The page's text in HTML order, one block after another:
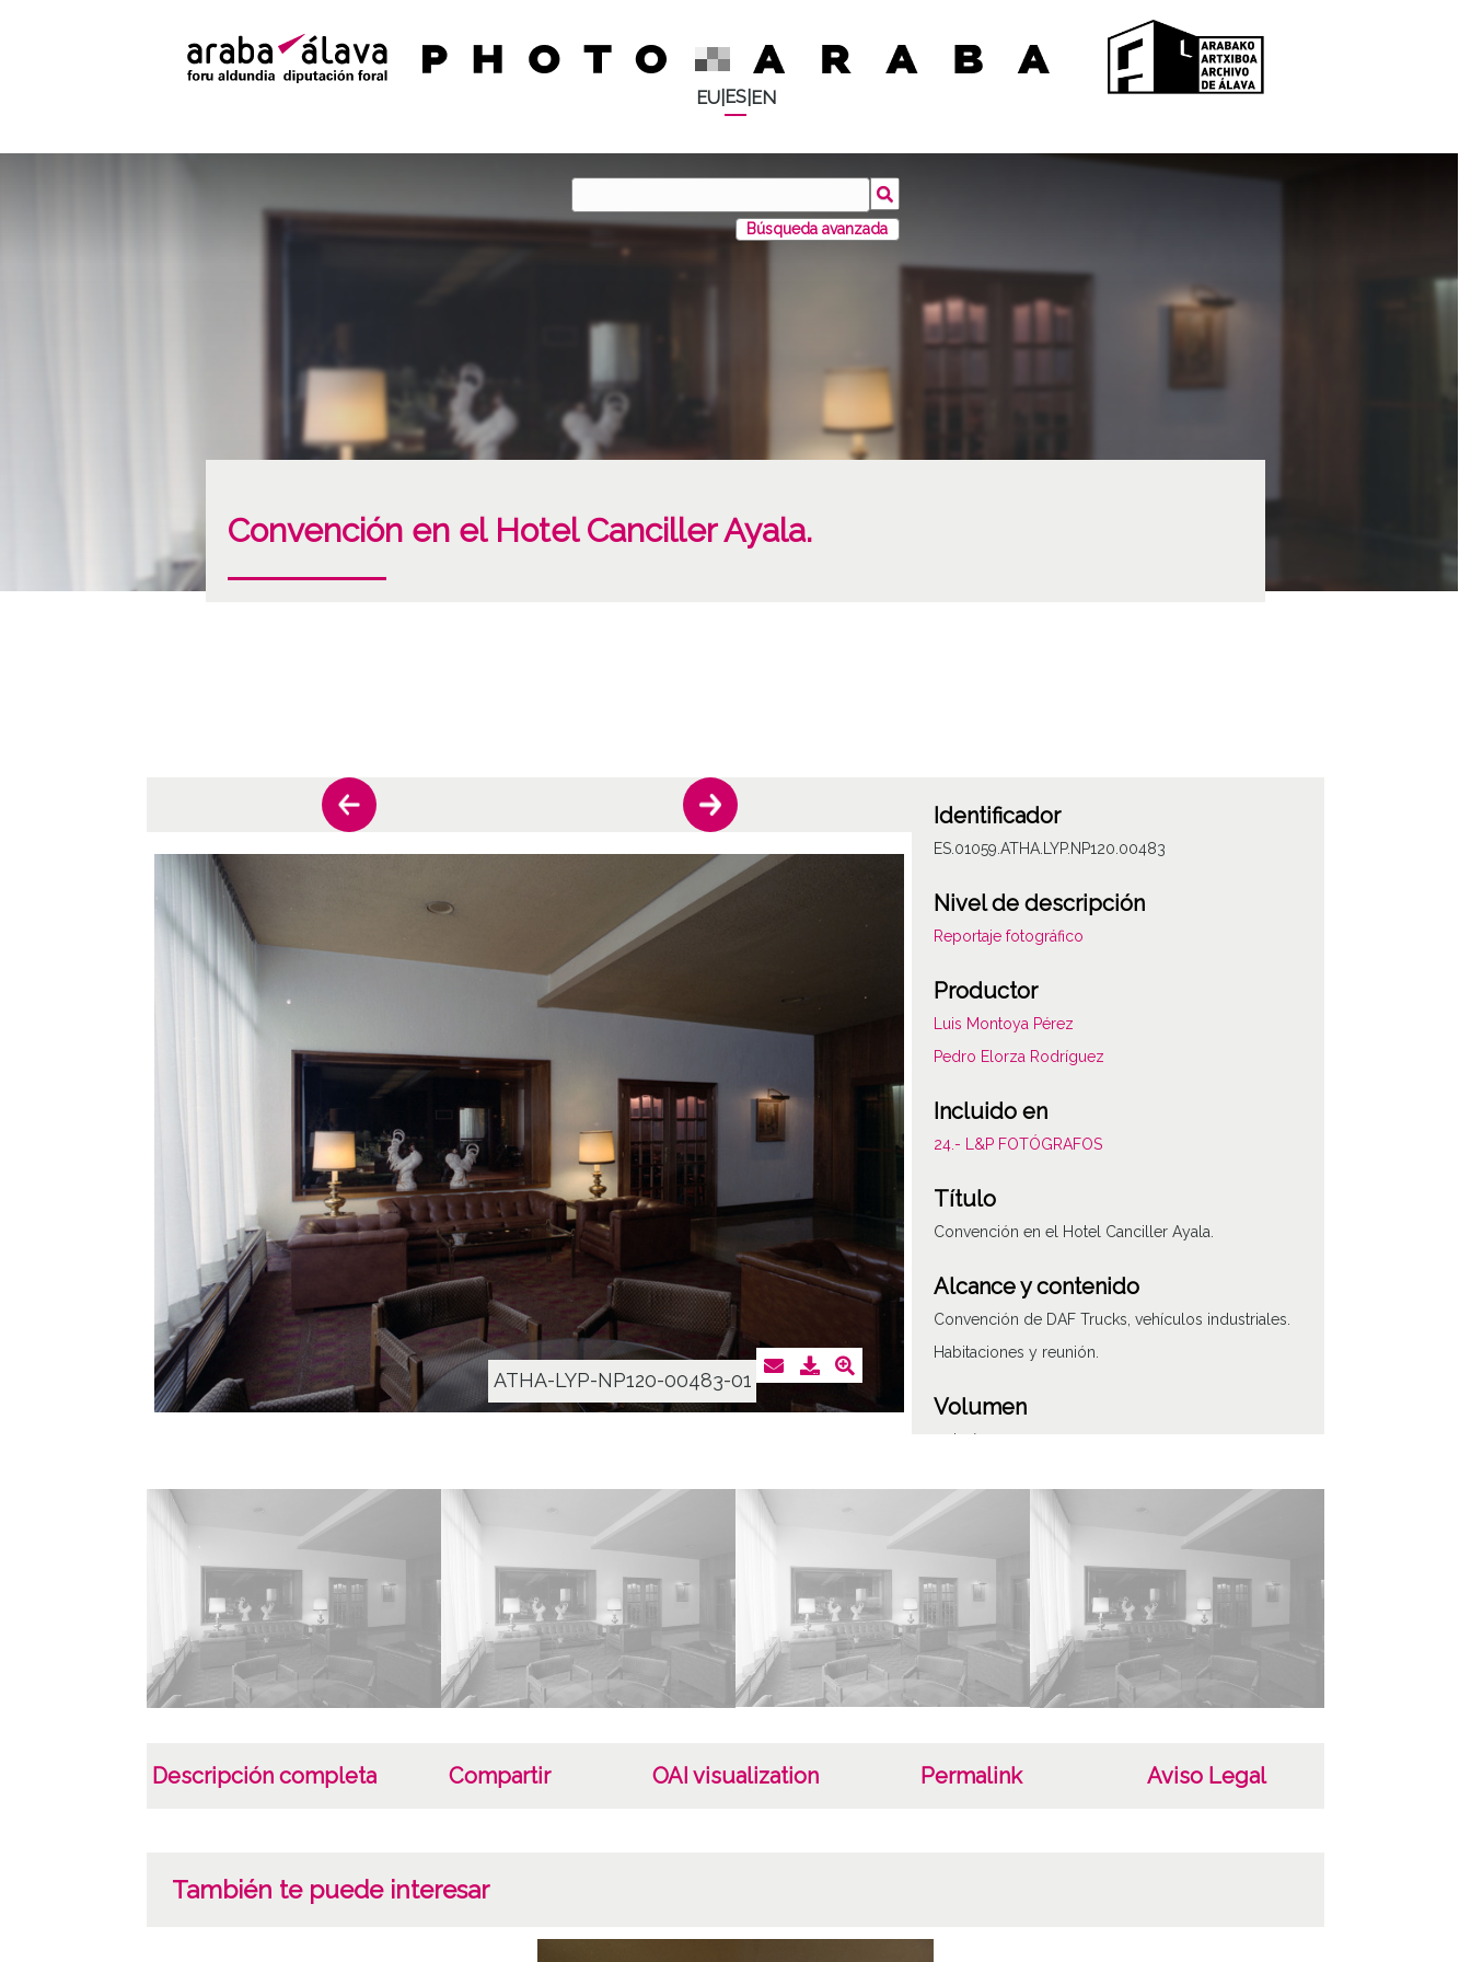
EU| ES| EN
Búsqueda avanzada
Convención en el Hotel Canciller Ayala.
ATHA-LYP-NP120-00483-01
Identificador
ES.01059.ATHA.LYP.NP120.00483
Nivel de descripción
Reportaje fotográfico
Productor
Luis Montoya Pérez
Pedro Elorza Rodríguez
Incluido en
24.- L&P FOTÓGRAFOS
Título
Convención en el Hotel Canciller Ayala.
Alcance y contenido
Convención de DAF Trucks, vehículos industriales.
Habitaciones y reunión.
Volumen
12 imágenes
Tipo de contenido
Fecha
Lugar
Vitoria-Gasteiz
Descripción completa Compartir OAI visualization Permalink Aviso Legal
También te puede interesar